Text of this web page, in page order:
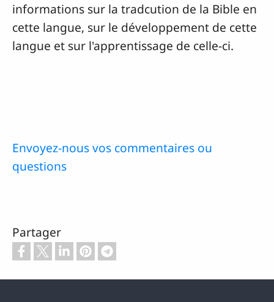
informations sur la tradcution de la Bible en
cette langue, sur le développement de cette
langue et sur l'apprentissage de celle-ci.
Envoyez-nous vos commentaires ou
questions
Partager